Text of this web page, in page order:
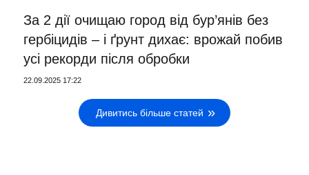
За 2 дії очищаю город від бур’янів без
гербіцидів – і ґрунт дихає: врожай побив
усі рекорди після обробки
22.09.2025 17:22
Дивитись більше статей